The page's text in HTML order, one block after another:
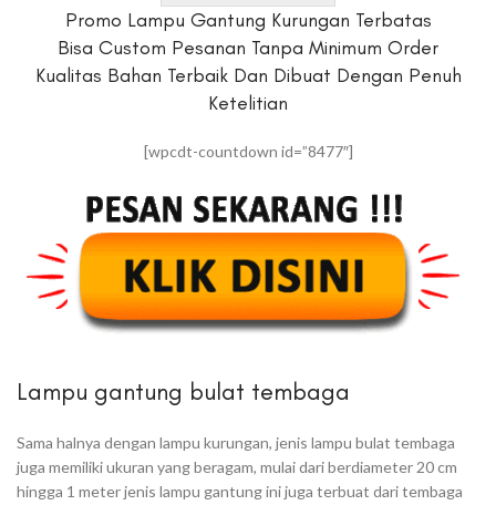
Promo Lampu Gantung Kurungan Terbatas
Bisa Custom Pesanan Tanpa Minimum Order
Kualitas Bahan Terbaik Dan Dibuat Dengan Penuh
Ketelitian
[wpcdt-countdown id=”8477″]
Lampu gantung bulat tembaga
Sama halnya dengan lampu kurungan, jenis lampu bulat tembaga
juga memiliki ukuran yang beragam, mulai dari berdiameter 20 cm
hingga 1 meter jenis lampu gantung ini juga terbuat dari tembaga